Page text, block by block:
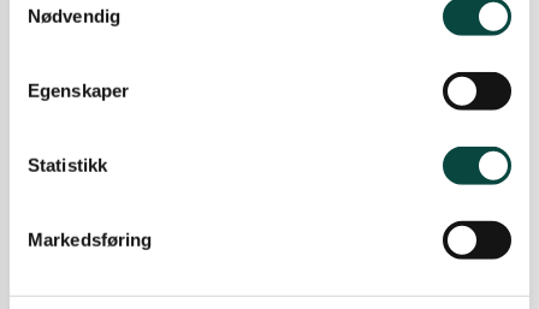
Nødvendig
Egenskaper
Statistikk
Markedsføring
et økt press på verneområdet i form av flere
mulige forstyrrelser for spesielt hekkende fugl,
og BirdLife Norge avd. Oppland 15.01.2024.
Høringsuttalelse til